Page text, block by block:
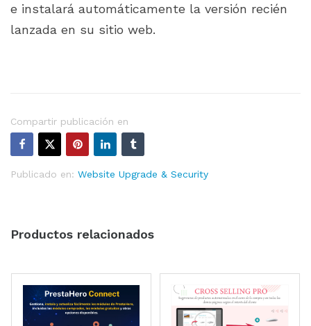
e instalará automáticamente la versión recién
lanzada en su sitio web.
Compartir publicación en
Publicado en: Website Upgrade & Security
Productos relacionados